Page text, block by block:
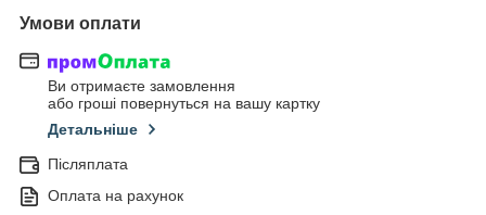
Умови оплати
Ви отримаєте замовлення
або гроші повернуться на вашу картку
Детальніше
Післяплата
Оплата на рахунок